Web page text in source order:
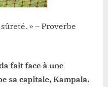
Watsa»,
Germain
de
» – Proverbe
fait face à une
sa capitale, Kampala.